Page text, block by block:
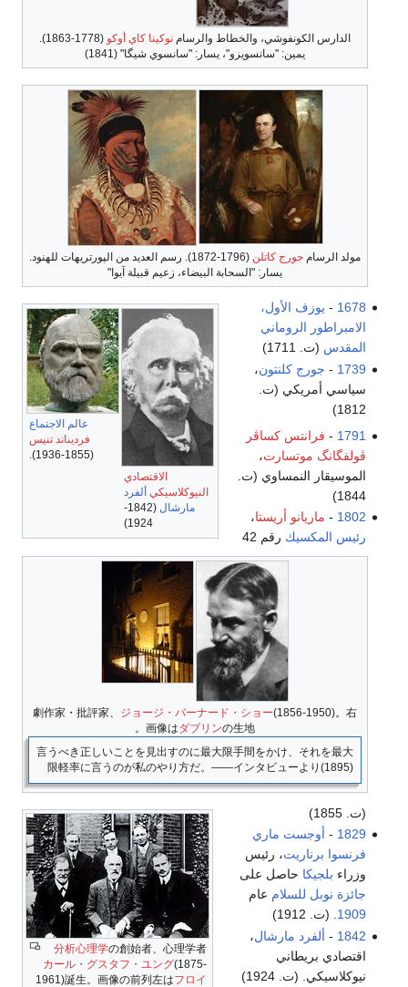
الدارس الكونفوشي، والخطاط والرسام نوكينا كاي أوكو
(1778-1863).
يمين: "سانسويزو"، يسار: "سانسوي شيگا" (1841)
مولد الرسام جورج كاتلن
(1796-1872). رسم العديد من الپورتريهات للهنود.
يسار: "السحابة البيضاء، زعيم قبيلة آيوا"
الاقتصادي
النيوكلاسيكي ألفرد
مارشال
(1842-
1924)
عالم الاجتماع
فرديناند تنيس
(1855-1936).
劇作家・批評家、 ジョージ・バーナード・ショー(1856-1950)。右
画像はダブリンの生地。
言うべき正しいことを見出すのに最大限手間をかけ、それを最大
限軽率に言うのが私のやり方だ。――インタビューより(1895)
分析心理学の創始者、心理学者
カール・グスタフ・ユング(1875-
1961)誕生。画像の前列左はフロイ
1678
- يوزف الأول،
الامبراطور الروماني
المقدس (ت. 1711)
1739
- جورج كلنتون،
سياسي أمريكي (ت.
1812)
1791
- فرانتس كساڤر
ڤولفگانگ موتسارت،
الموسيقار النمساوي (ت.
1844)
1802
- ماريانو أريستا،
رئيس المكسيك
رقم 42
(ت. 1855)
1829
- أوجست ماري
فرنسوا برناريت، رئيس
وزراء بلجيكا حاصل على
جائزة نوبل للسلام عام
1909. (ت. 1912)
1842
- ألفرد مارشال،
اقتصادي بريطاني
نيوكلاسيكي. (ت. 1924)